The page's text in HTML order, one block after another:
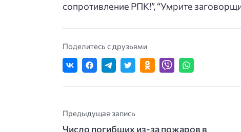
сопротивление РПК!”, “Умрите
Поделитесь с друзьями
Предыдущая запись
Число погибших из-за пожаров в